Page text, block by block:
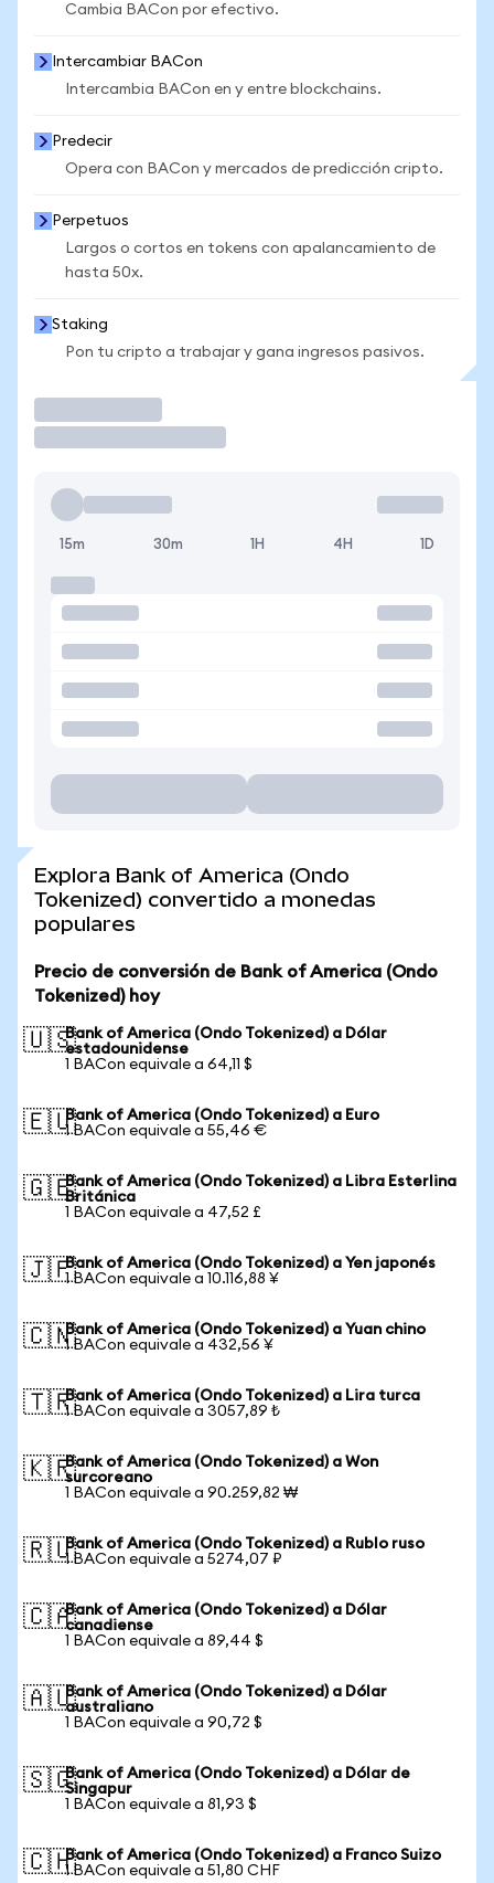
Cambia BACon por efectivo.
Intercambiar BACon
Intercambia BACon en y entre blockchains.
Predecir
Opera con BACon y mercados de predicción cripto.
Perpetuos
Largos o cortos en tokens con apalancamiento de
hasta 50x.
Staking
Pon tu cripto a trabajar y gana ingresos pasivos.
15m 30m 1H 4H 1D
Explora Bank of America (Ondo
Tokenized) convertido a monedas
populares
Precio de conversión de Bank of America (Ondo
Tokenized) hoy
🇺🇸Bank of America (Ondo Tokenized) a Dólar
estadounidense
1 BACon equivale a 64,11 $
🇪🇺Bank of America (Ondo Tokenized) a Euro
1 BACon equivale a 55,46 €
🇬🇧Bank of America (Ondo Tokenized) a Libra Esterlina
Británica
1 BACon equivale a 47,52 £
🇯🇵Bank of America (Ondo Tokenized) a Yen japonés
1 BACon equivale a 10.116,88 ¥
🇨🇳Bank of America (Ondo Tokenized) a Yuan chino
1 BACon equivale a 432,56 ¥
🇹🇷Bank of America (Ondo Tokenized) a Lira turca
1 BACon equivale a 3057,89 ₺
🇰🇷Bank of America (Ondo Tokenized) a Won
surcoreano
1 BACon equivale a 90.259,82 ₩
🇷🇺Bank of America (Ondo Tokenized) a Rublo ruso
1 BACon equivale a 5274,07 ₽
🇨🇦Bank of America (Ondo Tokenized) a Dólar
canadiense
1 BACon equivale a 89,44 $
🇦🇺Bank of America (Ondo Tokenized) a Dólar
australiano
1 BACon equivale a 90,72 $
🇸🇬Bank of America (Ondo Tokenized) a Dólar de
Singapur
1 BACon equivale a 81,93 $
🇨🇭Bank of America (Ondo Tokenized) a Franco Suizo
1 BACon equivale a 51,80 CHF